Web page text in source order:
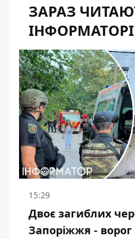
ЗАРАЗ
ІНФОРМАТОРІ
15:29
Двоє загиблих
Запоріжжя -